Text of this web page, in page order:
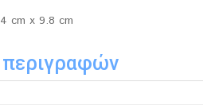
cm x 9.8 cm
περιγραφών